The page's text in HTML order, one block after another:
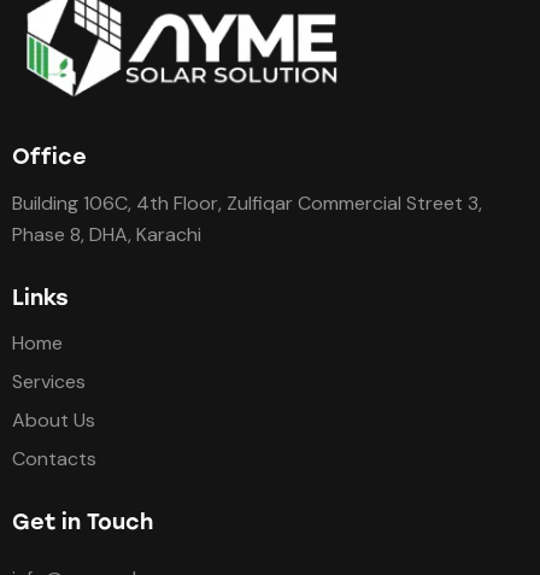
Office
Building 106C, 4th Floor, Zulfiqar Commercial Street 3,
Phase 8, DHA, Karachi
Links
Home
Services
About Us
Contacts
Get in Touch